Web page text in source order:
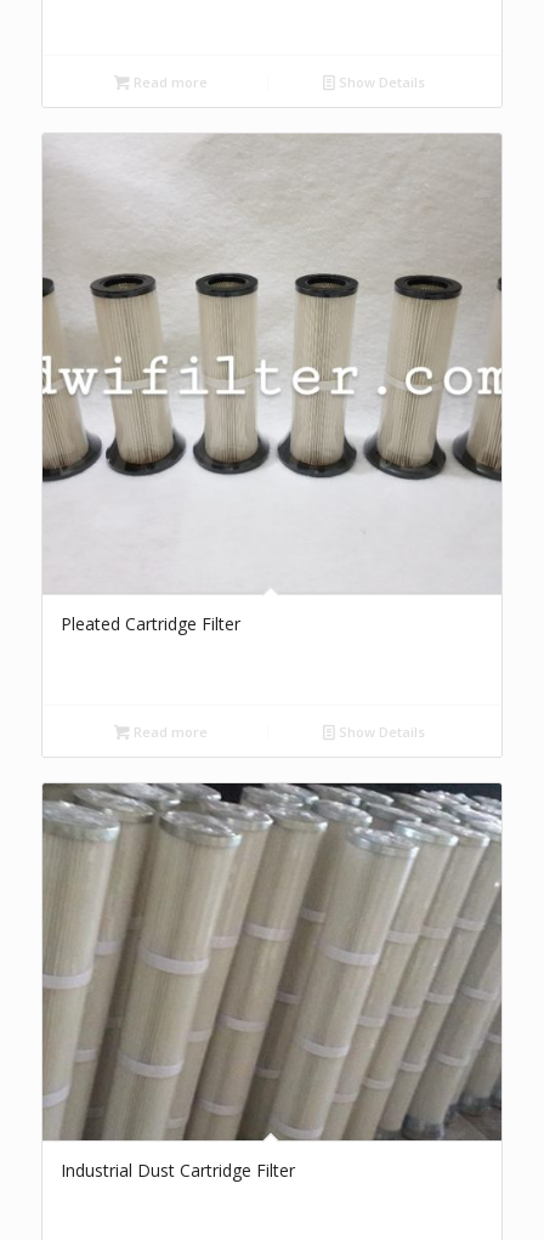
Read more Show Details
Pleated Cartridge Filter
Read more Show Details
Industrial Dust Cartridge Filter